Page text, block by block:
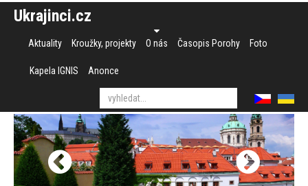
Ukrajinci.cz
Aktuality Kroužky, projekty O nás Časopis Porohy Foto
Kapela IGNIS Anonce